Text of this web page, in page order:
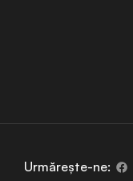
Urmărește-ne: